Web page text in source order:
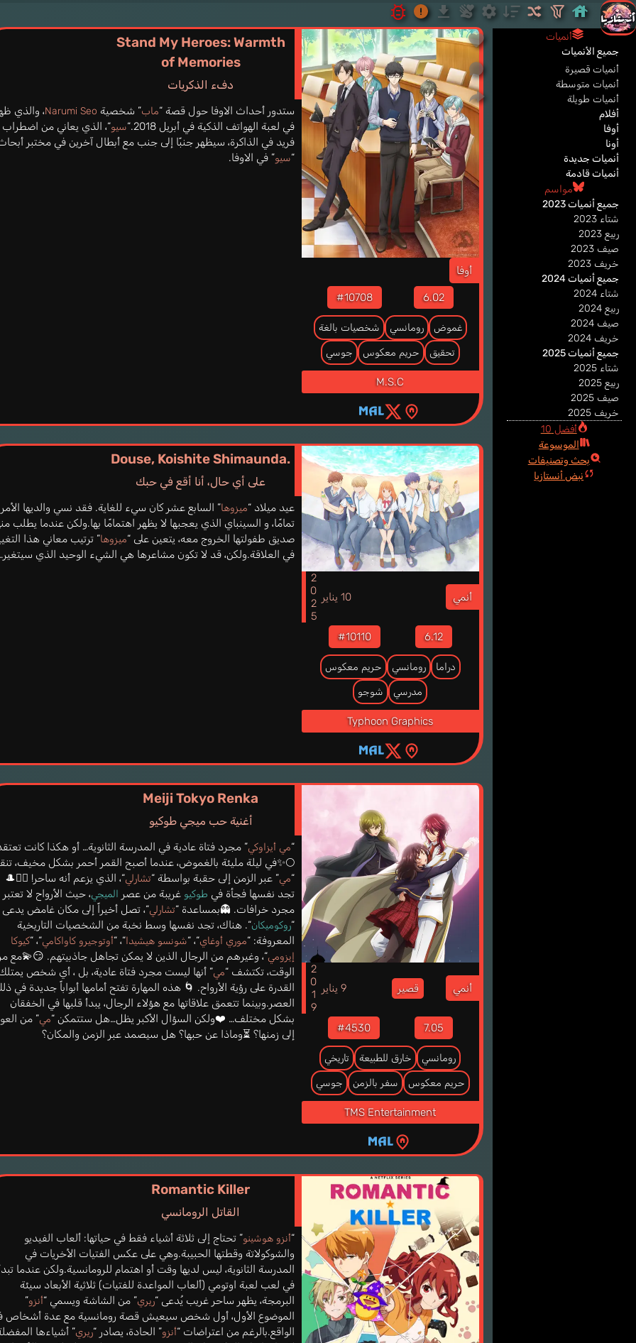
Stand My Heroes: Warmth
of Memories
دفء الذكريات
أوفا
6.02
#10708
غموض رومانسي شخصيات بالغة
تحقيق حريم معكوس جوسي
M.S.C
ستدور أحداث الاوفا حول قصة “ماب” شخصية Narumi Seo، والذي
في لعبة الهواتف الذكية في أبريل 2018.“
سيو“، الذي يعاني من اضطراب
فريد في الذاكرة، سيظهر جنبًا إلى جنب مع أبطال آخرين في مختبر
“سيو” في الاوفا.
Douse, Koishite Shimaunda.
على أي حال، أنا أقع في حبك
أنمي 10 يناير 2025
6.12
#10110
دراما رومانسي حريم معكوس
مدرسي شوجو
Typhoon Graphics
عيد ميلاد “ميزوها” السابع عشر كان سيء للغاية. فقد نسي والديها الأمر
تمامًا، و السينباي الذي يعجبها لا يظهر اهتمامًا بها.ولكن عندما يطلب
صديق طفولتها الخروج معه، يتعين على “ميزوها” ترتيب معاني هذا
في العلاقة.ولكن، قد لا تكون مشاعرها هي الشيء الوحيد الذي
Meiji Tokyo Renka
أغنية حب ميجي طوكيو
أنمي قصير 9 يناير 2019
7.05
#4530
رومانسي خارق للطبيعة تاريخي
حريم معكوس سفر بالزمن جوسي
TMS Entertainment
“مي أيزاوكي” مجرد فتاة عادية في المدرسة الثانوية… أو هكذا كانت
🌕✨في ليلة مليئة بالغموض، عندما أصبح القمر أحمر بشكل مخيف،
“مي” عبر الزمن إلى حقبة بواسطة “تشارلي“، الذي يزعم أنه ساحر! 🧙‍♂️🎩
تجد نفسها فجأة في طوكيو غريبة من عصر الميجي، حيث الأرواح لا تعتبر
مجرد خرافات. 👻بمساعدة “تشارلي“، تصل أخيراً إلى مكان غامض يدعى
“روكوميكان“. هناك، تجد نفسها وسط نخبة من الشخصيات التاريخية
المعروفة: “موري أوغاي“، “شونسو هيشيدا“، “أوتوجيرو كاواكامي“، “كيوكا
إيزومي“، وغيرهم من الرجال الذين لا يمكن تجاهل جاذبيتهم. 😏💫مع
الوقت، تكتشف “مي” أنها ليست مجرد فتاة عادية، بل ، أي شخص
القدرة على رؤية الأرواح. 🌀 هذه المهارة تفتح أمامها أبواباً جديدة في
العصر.وبينما تتعمق علاقاتها مع هؤلاء الرجال، يبدأ قلبها في الخفقان
بشكل مختلف… ❤️ولكن السؤال الأكبر يظل…هل ستتمكن “مي” من
إلى زمنها؟ ⏳وماذا عن حبها؟ هل سيصمد عبر الزمن والمكان؟
Romantic Killer
القاتل الرومانسي
“أنزو هوشينو” تحتاج إلى ثلاثة أشياء فقط في حياتها: ألعاب الفيديو
والشوكولاتة وقطتها الحبيبة.وهي على عكس الفتيات الأخريات في
المدرسة الثانوية، ليس لديها وقت أو اهتمام للرومانسية.ولكن عندما
في لعب لعبة اوتومي (ألعاب المواعدة للفتيات) ثلاثية الأبعاد سيئة
البرمجة، يظهر ساحر غريب يُدعى “ريري” من الشاشة ويسمي “أنزو”
الموضوع الأول، أول شخص سيعيش قصة رومانسية مع عدة أشخاص
الواقع.بالرغم من اعتراضات “أنزو” الحادة، يصادر “ريري” أشياءها
أنميات
جميع الأنميات
أنميات قصيرة
أنميات متوسطة
أنميات طويلة
أفلام
أوفا
أونا
أنميات جديدة
أنميات قادمة
مواسم
جميع أنميات 2023
شتاء 2023
ربيع 2023
صيف 2023
خريف 2023
جميع أنميات 2024
شتاء 2024
ربيع 2024
صيف 2024
خريف 2024
جميع أنميات 2025
شتاء 2025
ربيع 2025
صيف 2025
خريف 2025
أفضل 10
الموسوعة
بحث وتصنيفات
نبض أنستازيا